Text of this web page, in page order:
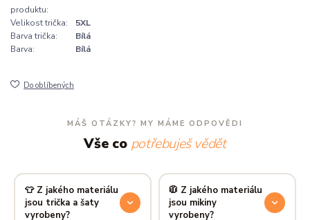
produktu:
Velikost trička:
5XL
Barva trička:
Bílá
Barva:
Bílá
Do oblíbených
MÁŠ OTÁZKY? MY MÁME ODPOVĚDI
Vše co potřebuješ vědět
👕 Z jakého materiálu
jsou trička a šaty
vyrobeny?
🧥 Z jakého materiálu
jsou mikiny
vyrobeny?